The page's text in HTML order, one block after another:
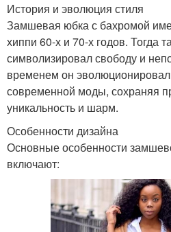
История и эволюция стиля
Замшевая юбка с бахромой
хиппи 60-х и 70-х годов. Тогда
символизировал свободу и
временем он эволюционировал
современной моды, сохраняя
уникальность и шарм.
Особенности дизайна
Основные особенности
включают: